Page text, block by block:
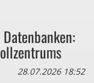
viel
28.07.2026 18:52